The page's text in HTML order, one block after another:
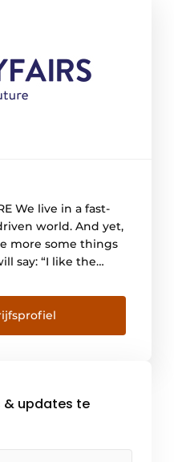
We live in a fast-
world. And yet,
more some things
say: “I like the
future ahead of
“being
& updates te